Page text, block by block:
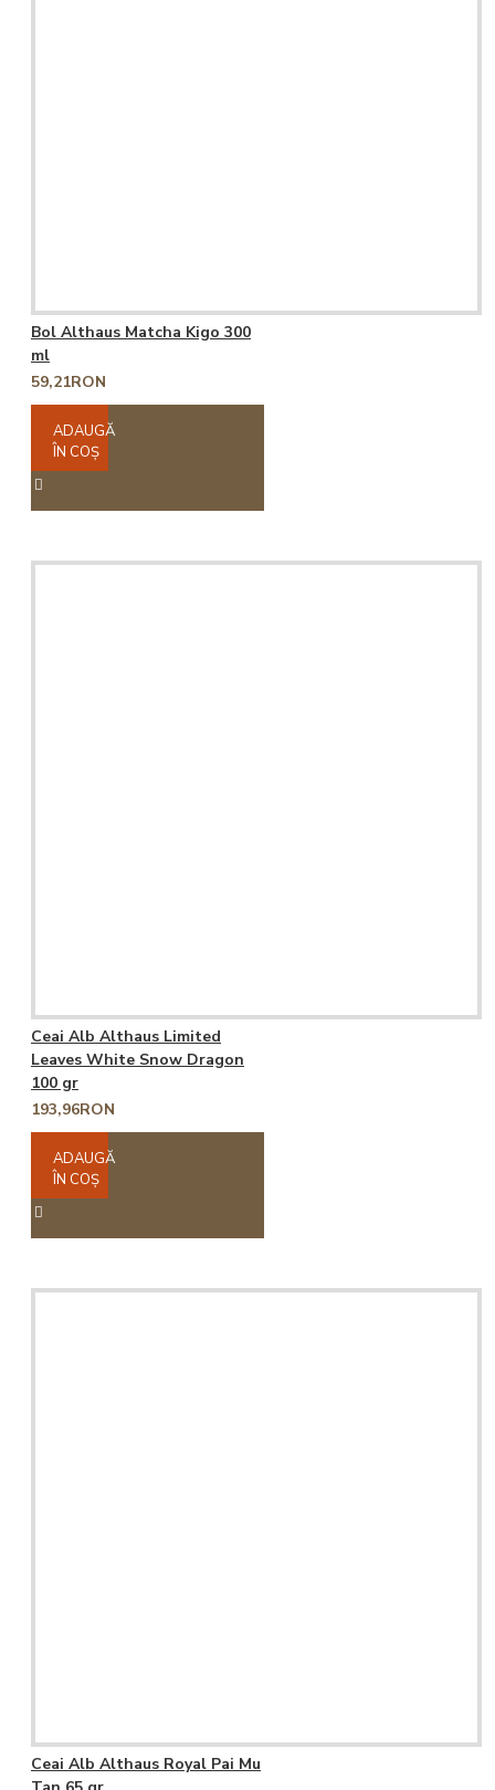
Bol Althaus Matcha Kigo 300
ml
59,21RON
ADAUGĂ
ÎN COŞ
Ceai Alb Althaus Limited
Leaves White Snow Dragon
100 gr
193,96RON
ADAUGĂ
ÎN COŞ
Ceai Alb Althaus Royal Pai Mu